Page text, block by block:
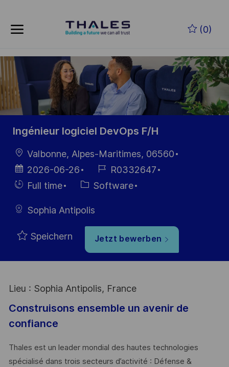
(0)
-
Ingénieur logiciel DevOps F/H
Ort Valbonne, Alpes-Maritimes, 06560
Datum der
Veröffentlichung
2026-06-26
Job-
ID
R0332647
Einstellunngstyp
Full time Kategorie
Software
Sophia Antipolis
Speichern Jetzt bewerben
Lieu : Sophia Antipolis, France
Construisons ensemble un avenir de
confiance
Thales est un leader mondial des hautes technologies
spécialisé dans trois secteurs d’activité : Défense &